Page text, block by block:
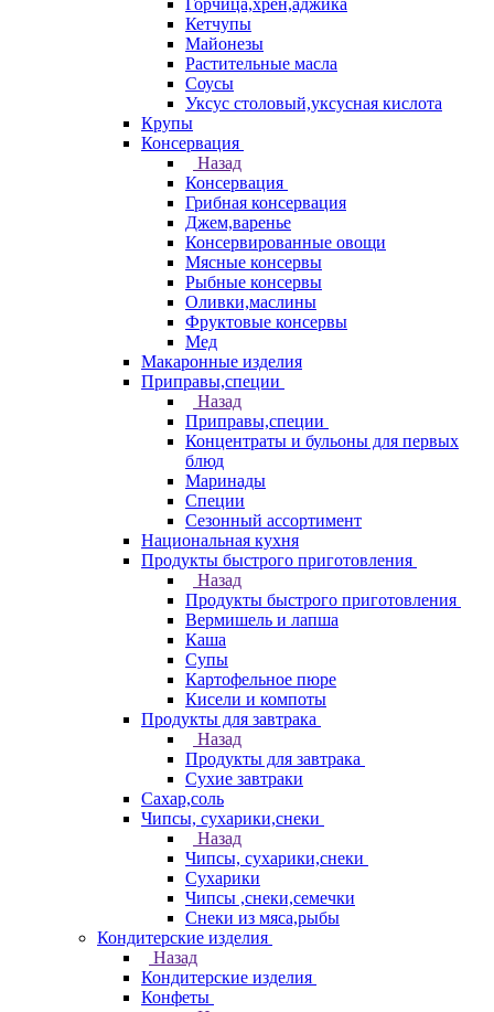
Горчица,хрен,аджика
Кетчупы
Майонезы
Растительные масла
Соусы
Уксус столовый,уксусная кислота
Крупы
Консервация
Назад
Консервация
Грибная консервация
Джем,варенье
Консервированные овощи
Мясные консервы
Рыбные консервы
Оливки,маслины
Фруктовые консервы
Мед
Макаронные изделия
Приправы,специи
Назад
Приправы,специи
Концентраты и бульоны для первых
блюд
Маринады
Специи
Сезонный ассортимент
Национальная кухня
Продукты быстрого приготовления
Назад
Продукты быстрого приготовления
Вермишель и лапша
Каша
Супы
Картофельное пюре
Кисели и компоты
Продукты для завтрака
Назад
Продукты для завтрака
Сухие завтраки
Сахар,соль
Чипсы, сухарики,снеки
Назад
Чипсы, сухарики,снеки
Сухарики
Чипсы ,снеки,семечки
Снеки из мяса,рыбы
Кондитерские изделия
Назад
Кондитерские изделия
Конфеты